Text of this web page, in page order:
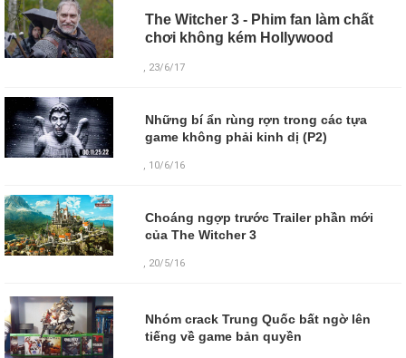
The Witcher 3 - Phim fan làm chất
chơi không kém Hollywood
, 23/6/17
Những bí ẩn rùng rợn trong các tựa
game không phải kinh dị (P2)
, 10/6/16
Choáng ngợp trước Trailer phần mới
của The Witcher 3
, 20/5/16
Nhóm crack Trung Quốc bất ngờ lên
tiếng về game bản quyền